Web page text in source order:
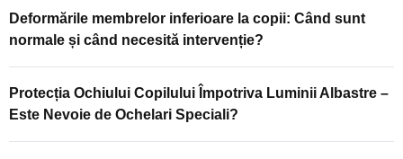
Deformările membrelor inferioare la copii: Când sunt
normale și când necesită intervenție?
Protecția Ochiului Copilului Împotriva Luminii Albastre –
Este Nevoie de Ochelari Speciali?